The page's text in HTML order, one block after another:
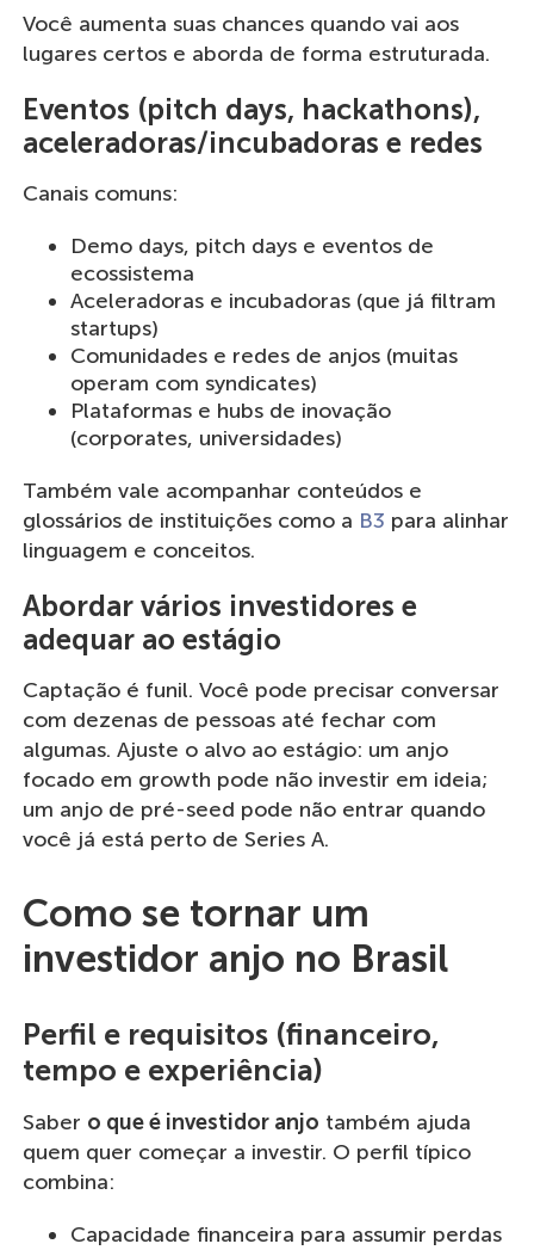
Você aumenta suas chances quando vai aos
lugares certos e aborda de forma estruturada.
Eventos (pitch days, hackathons),
aceleradoras/incubadoras e redes
Canais comuns:
Demo days, pitch days e eventos de
ecossistema
Aceleradoras e incubadoras (que já filtram
startups)
Comunidades e redes de anjos (muitas
operam com syndicates)
Plataformas e hubs de inovação
(corporates, universidades)
Também vale acompanhar conteúdos e
glossários de instituições como a B3 para alinhar
linguagem e conceitos.
Abordar vários investidores e
adequar ao estágio
Captação é funil. Você pode precisar conversar
com dezenas de pessoas até fechar com
algumas. Ajuste o alvo ao estágio: um anjo
focado em growth pode não investir em ideia;
um anjo de pré-seed pode não entrar quando
você já está perto de Series A.
Como se tornar um
investidor anjo no Brasil
Perfil e requisitos (financeiro,
tempo e experiência)
Saber o que é investidor anjo também ajuda
quem quer começar a investir. O perfil típico
combina:
Capacidade financeira para assumir perdas